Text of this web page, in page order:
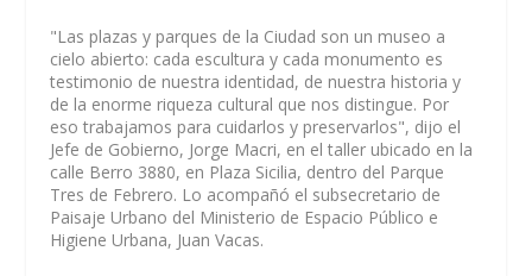
"Las plazas y parques de la Ciudad son un museo a
cielo abierto: cada escultura y cada monumento es
testimonio de nuestra identidad, de nuestra historia y
de la enorme riqueza cultural que nos distingue. Por
eso trabajamos para cuidarlos y preservarlos", dijo el
Jefe de Gobierno, Jorge Macri, en el taller ubicado en la
calle Berro 3880, en Plaza Sicilia, dentro del Parque
Tres de Febrero. Lo acompañó el subsecretario de
Paisaje Urbano del Ministerio de Espacio Público e
Higiene Urbana, Juan Vacas.